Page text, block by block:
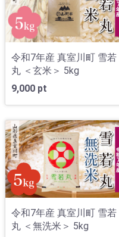
令和7年産 真室川町 雪若
丸 ＜玄米＞ 5kg
9,000 pt
令和7年産 真室川町 雪若
丸 ＜無洗米＞ 5kg